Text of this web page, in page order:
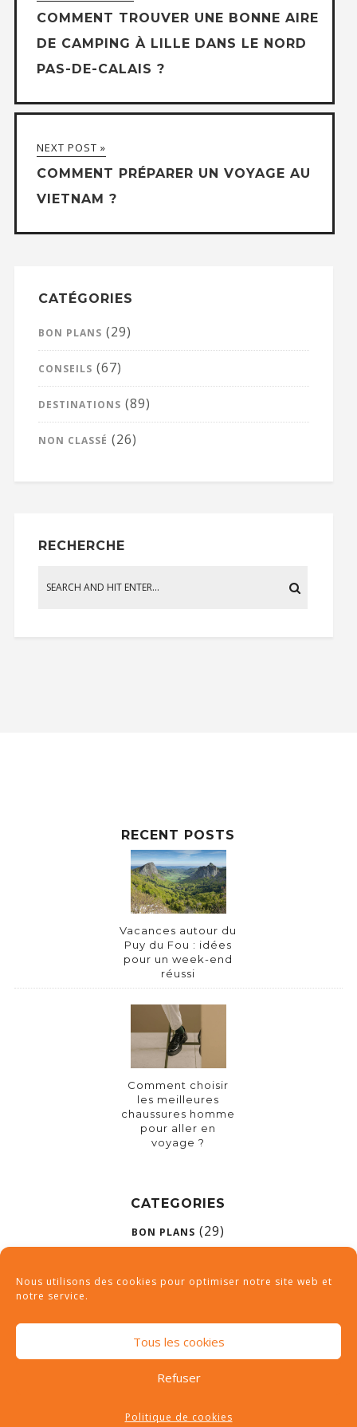
Nous utilisons des cookies pour optimiser notre site web et
notre service.
Tous les cookies
Refuser
Politique de cookies
COMMENT TROUVER UNE BONNE AIRE
DE CAMPING À LILLE DANS LE NORD
PAS-DE-CALAIS ?
NEXT POST »
COMMENT PRÉPARER UN VOYAGE AU
VIETNAM ?
CATÉGORIES
BON PLANS (29)
CONSEILS (67)
DESTINATIONS (89)
NON CLASSÉ (26)
RECHERCHE
RECENT POSTS
Vacances autour du
Puy du Fou : idées
pour un week-end
réussi
Comment choisir
les meilleures
chaussures homme
pour aller en
voyage ?
CATEGORIES
BON PLANS (29)
NON CLASSÉ(26)